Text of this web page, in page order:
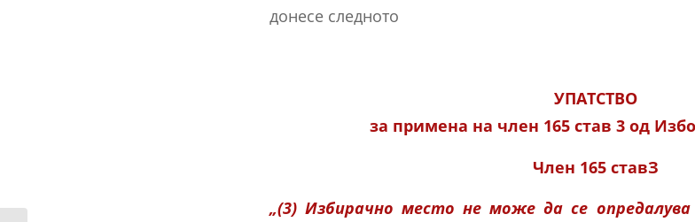
донесе следното
УПАТСТВО
за примена на член 165 став 3 од
Член 165 ставЗ
„(3) Избирачно место не може да се